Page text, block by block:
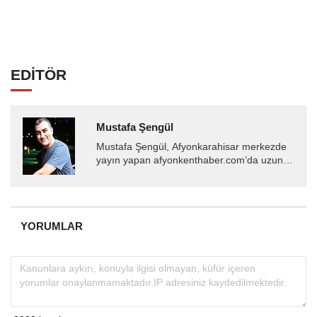
EDİTÖR
Mustafa Şengül
Mustafa Şengül, Afyonkarahisar merkezde
yayın yapan afyonkenthaber.com’da uzun
almakta, haber akışı...
YORUMLAR